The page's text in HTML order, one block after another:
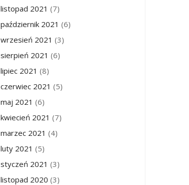
listopad 2021 (7)
październik 2021 (6)
wrzesień 2021 (3)
sierpień 2021 (6)
lipiec 2021 (8)
czerwiec 2021 (5)
maj 2021 (6)
kwiecień 2021 (7)
marzec 2021 (4)
luty 2021 (5)
styczeń 2021 (3)
listopad 2020 (3)